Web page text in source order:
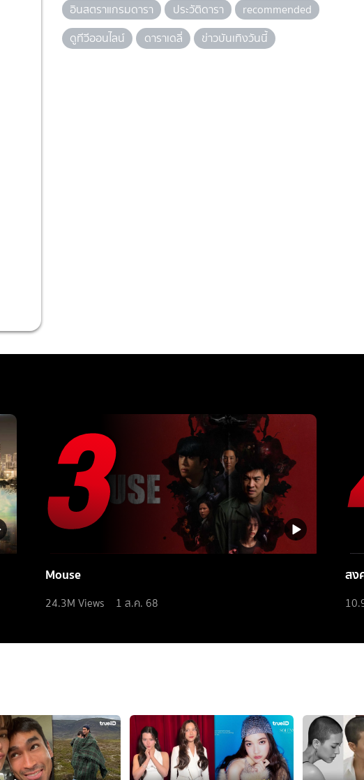
อินสตราแกรมดารา
ประวัติดารา
recommended
ดูทีวีออนไลน์
ดาราเดลี่ ข่าวบันเทิงวันนี้
Mouse
24.3M Views 1 ส.ค. 68
สง